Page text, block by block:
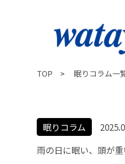
TOP > 眠りコラム一
眠りコラム
雨の日に眠い、頭が